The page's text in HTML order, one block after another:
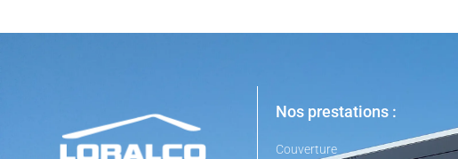
Nos prestations :
Couverture